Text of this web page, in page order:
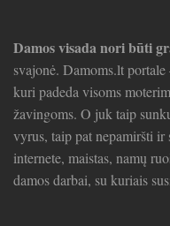
Damos visada nori būti
svajonė. Damoms.lt
kuri padeda visoms
žavingoms. O juk taip
vyrus, taip pat nepamiršti ir
internete, maistas, namų
damos darbai, su kuriais